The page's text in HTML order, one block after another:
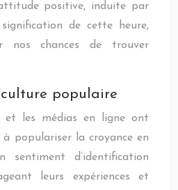
positive, induite par
de cette heure,
nos chances de trouver
populaire
et les médias en ligne ont
populariser la croyance en
sentiment d’identification
leurs expériences et